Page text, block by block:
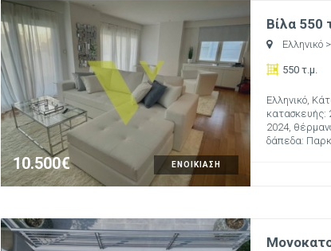
ΕΝΟΙΚΙΑΣΗ
10.500€
Βίλα 550
Ελληνικό
550 τ.μ.
Ελληνικό,
κατασκευής:
2024,
δάπεδα: